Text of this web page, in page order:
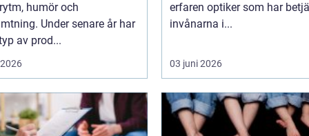
humör och
Under senare år har
av prod...
erfaren optiker som har
invånarna i...
03 juni 2026